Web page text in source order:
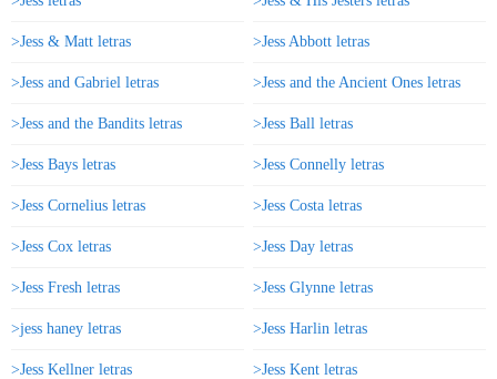
>Jess & Matt letras >Jess Abbott letras
>Jess and Gabriel letras >Jess and the Ancient Ones letras
>Jess and the Bandits letras >Jess Ball letras
>Jess Bays letras >Jess Connelly letras
>Jess Cornelius letras >Jess Costa letras
>Jess Cox letras >Jess Day letras
>Jess Fresh letras >Jess Glynne letras
>jess haney letras >Jess Harlin letras
>Jess Kellner letras >Jess Kent letras